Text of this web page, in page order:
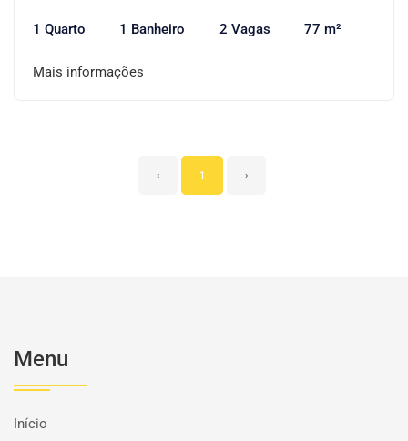
1 Quarto 1 Banheiro 2 Vagas 77 m²
Mais informações
‹ 1 ›
Menu
Início